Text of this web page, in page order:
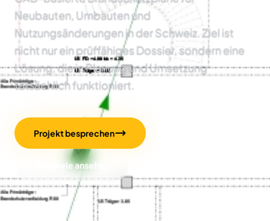
Neubauten, Umbauten und
Nutzungsänderungen in der Schweiz. Ziel ist
nicht nur ein prüffähiges Dossier, sondern eine
Lösung, die in Planung und Umsetzung
tatsächlich funktioniert.
Projekt besprechen
Beispiele ansehen